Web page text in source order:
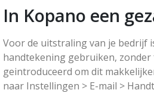
In Kopano een
Voor de uitstraling van je bedrijf
handtekening gebruiken, zonder
geintroduceerd om dit
naar Instellingen > E-mail >